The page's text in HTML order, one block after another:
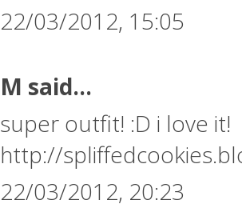
22/03/2012, 15:05
M said...
super outfit! :D i love it!
http://
22/03/2012, 20:23